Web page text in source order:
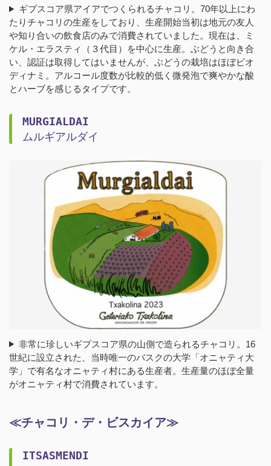
ギプスコア県アイアでつくられるチャコリ。70年以上にわ
たりチャコリの生産をしており、生産開始当初は地元の友人
や知り合いの飲食店のみで消費されていました。現在は、ミ
ケル・エラスティ（３代目）を中心に生産。ぶどうと向き合
い、認証は取得してはいませんが、ぶどうの栽培はほぼビオ
ディナミ。アルコール度数が比較的低く微発泡で爽やかな酸
とハーブを感じるタイプです。
MURGIALDAI
ムルギアルダイ
非常に珍しいギプスコア県の山側で造られるチャコリ。16
世紀に設立された、当時唯一のバスクの大学「オニャティ大
学」で有名なオニャティ村にある生産者。生産量のほぼ全量
がオニャティ村で消費されています。
≪チャコリ・デ・ビスカイア≫
ITSASMENDI